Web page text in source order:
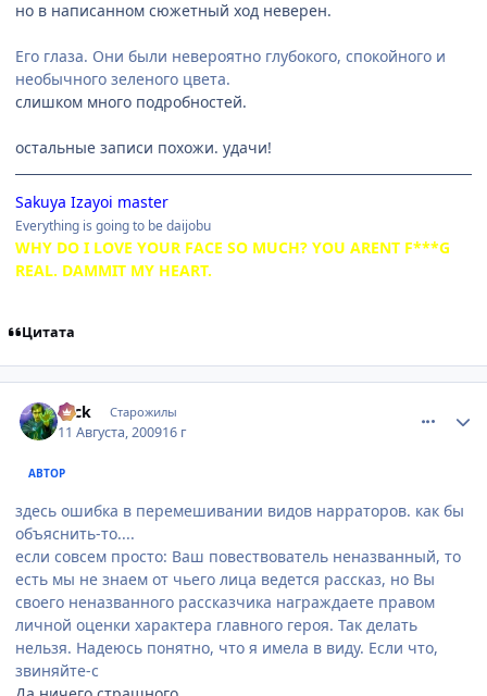
но в написанном сюжетный ход неверен.
Его глаза. Они были невероятно глубокого, спокойного и
необычного зеленого цвета.
слишком много подробностей.
остальные записи похожи. удачи!
Sakuya Izayoi master
Everything is going to be daijobu
WHY DO I LOVE YOUR FACE SO MUCH? YOU ARENT F***G
REAL. DAMMIT MY HEART.
Цитата
Nick Старожилы
11 Августа, 200916 г
АВТОР
здесь ошибка в перемешивании видов нарраторов. как бы
объяснить-то....
если совсем просто: Ваш повествователь неназванный, то
есть мы не знаем от чьего лица ведется рассказ, но Вы
своего неназванного рассказчика награждаете правом
личной оценки характера главного героя. Так делать
нельзя. Надеюсь понятно, что я имела в виду. Если что,
звиняйте-с